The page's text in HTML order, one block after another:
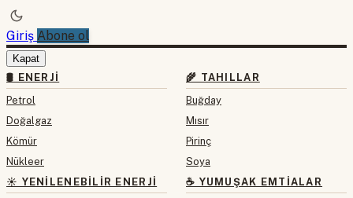
Giriş Abone ol
Kapat
🛢 ENERJI
Petrol
Doğalgaz
Kömür
Nükleer
☀️ YENILENEBILIR ENERJI
🌾 TAHILLAR
Buğday
Mısır
Pirinç
Soya
☕ YUMUŞAK EMTIALAR